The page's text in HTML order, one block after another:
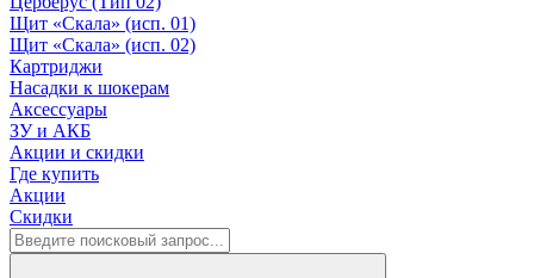
Щит «Скала» (исп. 01)
Щит «Скала» (исп. 02)
Картриджи
Насадки к шокерам
Аксессуары
ЗУ и АКБ
Акции и скидки
Где купить
Акции
Скидки